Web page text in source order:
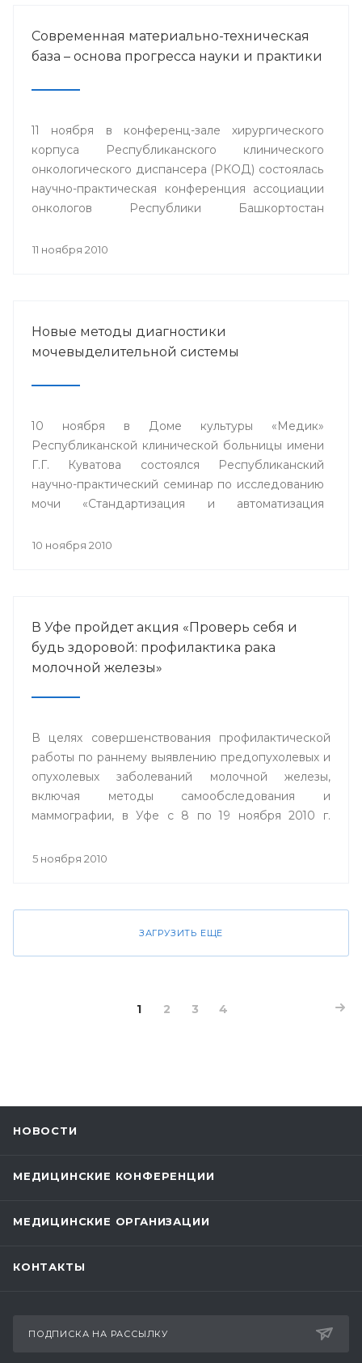
Современная материально-техническая
база – основа прогресса науки и практики
11 ноября в конференц-зале хирургического
корпуса Республиканского клинического
онкологического диспансера (РКОД) состоялась
научно-практическая конференция ассоциации
онкологов Республики Башкортостан
основа прогресса онкологической науки и
11 ноября 2010
Новые методы диагностики
мочевыделительной системы
10 ноября в Доме культуры «Медик»
Республиканской клинической больницы имени
Г.Г. Куватова состоялся Республиканский
научно-практический семинар по исследованию
мочи «Стандартизация и автоматизация
исследования».
10 ноября 2010
В Уфе пройдет акция «Проверь себя и
будь здоровой: профилактика рака
молочной железы»
В целях совершенствования профилактической
работы по раннему выявлению предопухолевых и
опухолевых заболеваний молочной железы,
включая методы самообследования и
маммографии, в Уфе с 8 по 19 ноября 2010 г.
профилактика рака молочной железы».
5 ноября 2010
ЗАГРУЗИТЬ ЕЩЕ
1 2 3 4
НОВОСТИ
МЕДИЦИНСКИЕ КОНФЕРЕНЦИИ
МЕДИЦИНСКИЕ ОРГАНИЗАЦИИ
КОНТАКТЫ
ПОДПИСКА НА РАССЫЛКУ